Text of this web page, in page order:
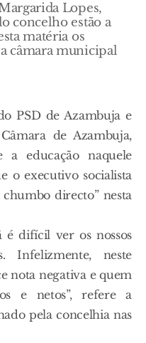
Lopes,
concelho estão a
matéria os
câmara municipal
PSD de Azambuja e
de Azambuja,
educação naquele
o executivo socialista
directo” nesta
é difícil ver os nossos
neste
nota negativa e quem
e netos”, refere a
pela concelhia nas